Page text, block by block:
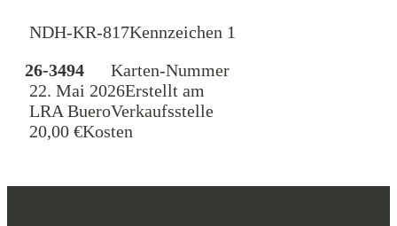
NDH-KR-817Kennzeichen 1
26-3494
Karten-Nummer
22. Mai 2026Erstellt am
LRA BueroVerkaufsstelle
20,00 €Kosten